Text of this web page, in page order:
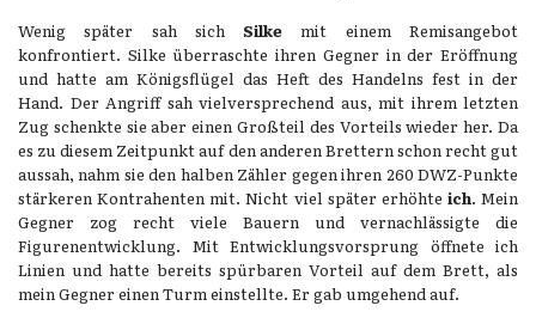
Wenig später sah sichSilke mit einem Remisangebot
konfrontiert. Silke überraschte ihren Gegner in der Eröffnung
und hatte am Königsflügel das Heft des Handelns fest in der
Hand. Der Angriff sah vielversprechend aus, mit ihrem letzten
Zug schenkte sie aber einen Großteil des Vorteils wieder her. Da
es zu diesem Zeitpunkt auf den anderen Brettern schon recht gut
aussah, nahm sie den halben Zähler gegen ihren 260 DWZ-Punkte
stärkeren Kontrahenten mit. Nicht viel später erhöhte ich. Mein
Gegner zog recht viele Bauern und vernachlässigte die
Figurenentwicklung. Mit Entwicklungsvorsprung öffnete ich
Linien und hatte bereits spürbaren Vorteil auf dem Brett, als
mein Gegner einen Turm einstellte. Er gab umgehend auf.